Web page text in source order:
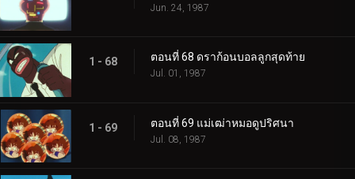
Jun. 24, 1987
1 - 68 ตอนที่ 68 ดราก้อนบอลลูกสุดท้าย
Jul. 01, 1987
1 - 69 ตอนที่ 69 แม่เฒ่าหมอดูปริศนา
Jul. 08, 1987